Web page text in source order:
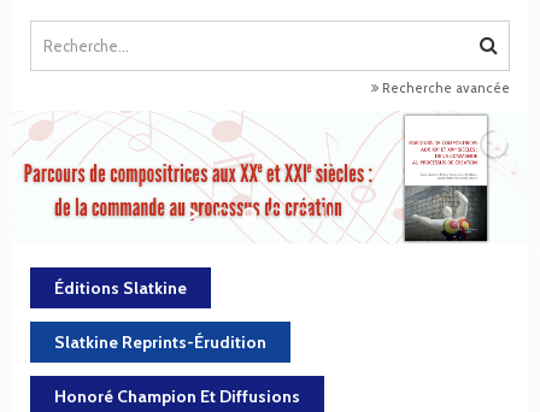
Recherche avancée
Éditions Slatkine
Slatkine Reprints-Érudition
Honoré Champion Et Diffusions